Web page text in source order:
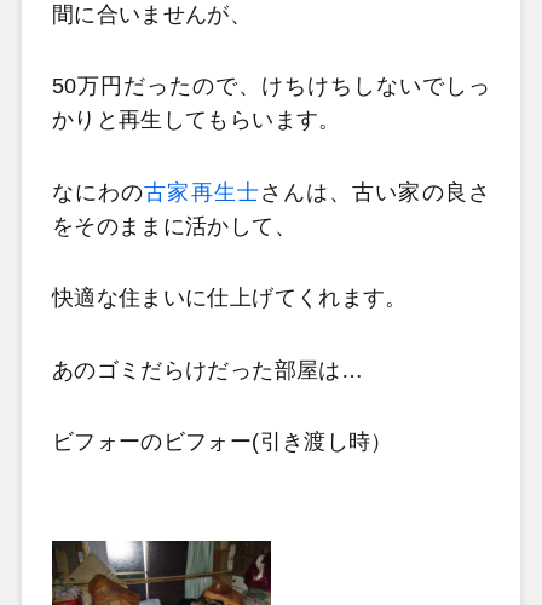
間に合いませんが、
50万円だったので、けちけちしないでしっ
かりと再生してもらいます。
なにわの古家再生士さんは、古い家の良さ
をそのままに活かして、
快適な住まいに仕上げてくれます。
あのゴミだらけだった部屋は…
ビフォーのビフォー(引き渡し時）